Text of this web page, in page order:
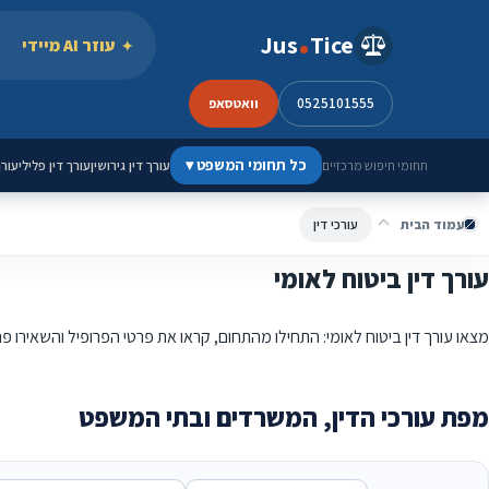
Jus Tice עוזר AI מיידי
0525101555 וואטסאפ
תחומי חיפוש מרכזיים כל תחומי המשפט▾ עורך דין גירושיןעורך דין פלילי
עמוד הבית עורכי דין
עורך דין ביטוח לאומי
מצאו עורך דין ביטוח לאומי: התחילו מהתחום, קראו את פרטי הפרופיל
מפת עורכי הדין, המשרדים ובתי המשפט